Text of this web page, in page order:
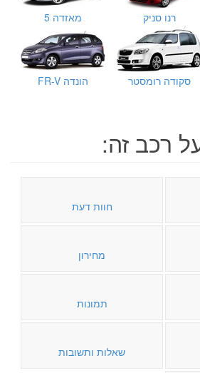
רנו סניק מאזדה 5
סקודה רומסטר הונדה FR-V
רכב זה:
חוות דעת
מחירון
תמונות
שאלות ותשובות